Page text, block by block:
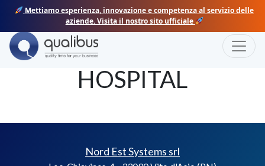
Skip
content
Mettiamo esperienza, innovazione e competenza al servizio delle
aziende. Visita il nostro sito ufficiale
COF LANZO
HOSPITAL
Nord Est Systems srl